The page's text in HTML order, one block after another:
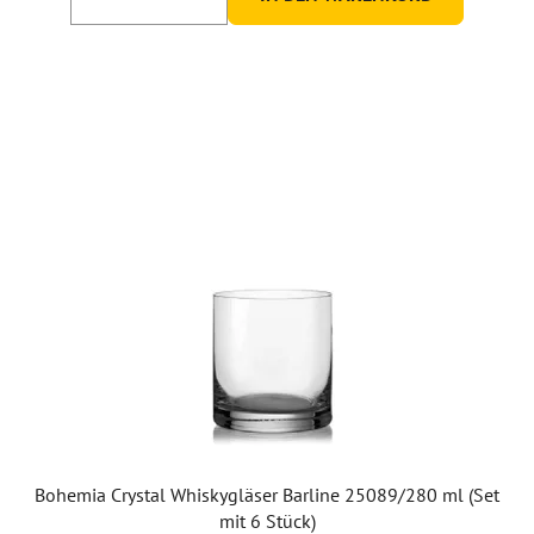
Bohemia Crystal Whiskygläser Barline 25089/280 ml (Set
mit 6 Stück)